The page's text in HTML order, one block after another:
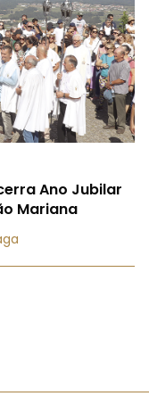
Ano Jubilar
Mariana